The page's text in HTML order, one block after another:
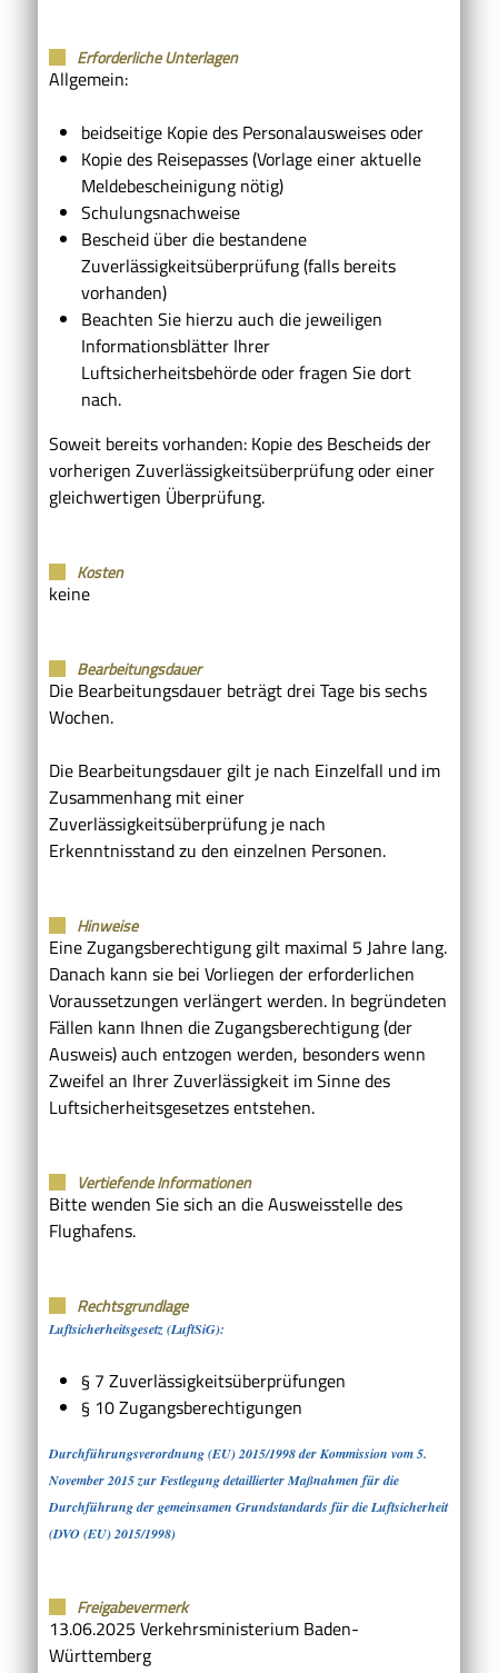
Erforderliche Unterlagen
Allgemein:
beidseitige Kopie des Personalausweises oder
Kopie des Reisepasses (Vorlage einer aktuelle
Meldebescheinigung nötig)
Schulungsnachweise
Bescheid über die bestandene
Zuverlässigkeitsüberprüfung (falls bereits
vorhanden)
Beachten Sie hierzu auch die jeweiligen
Informationsblätter Ihrer
Luftsicherheitsbehörde oder fragen Sie dort
nach.
Soweit bereits vorhanden: Kopie des Bescheids der
vorherigen Zuverlässigkeitsüberprüfung oder einer
gleichwertigen Überprüfung.
Kosten
keine
Bearbeitungsdauer
Die Bearbeitungsdauer beträgt drei Tage bis sechs
Wochen.
Die Bearbeitungsdauer gilt je nach Einzelfall und im
Zusammenhang mit einer
Zuverlässigkeitsüberprüfung je nach
Erkenntnisstand zu den einzelnen Personen.
Hinweise
Eine Zugangsberechtigung gilt maximal 5 Jahre lang.
Danach kann sie bei Vorliegen der erforderlichen
Voraussetzungen verlängert werden. In begründeten
Fällen kann Ihnen die Zugangsberechtigung (der
Ausweis) auch entzogen werden, besonders wenn
Zweifel an Ihrer Zuverlässigkeit im Sinne des
Luftsicherheitsgesetzes entstehen.
Vertiefende Informationen
Bitte wenden Sie sich an die Ausweisstelle des
Flughafens.
Rechtsgrundlage
Luftsicherheitsgesetz (LuftSiG):
§ 7 Zuverlässigkeitsüberprüfungen
§ 10 Zugangsberechtigungen
Durchführungsverordnung (EU) 2015/1998 der Kommission vom 5.
November 2015 zur Festlegung detaillierter Maßnahmen für die
Durchführung der gemeinsamen Grundstandards für die Luftsicherheit
(DVO (EU) 2015/1998)
Freigabevermerk
13.06.2025 Verkehrsministerium Baden-
Württemberg